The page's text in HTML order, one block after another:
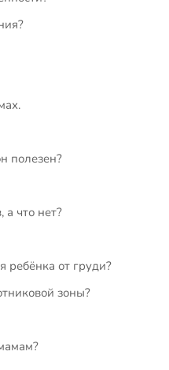
полезен?
что нет?
ребёнка от груди?
зоны?